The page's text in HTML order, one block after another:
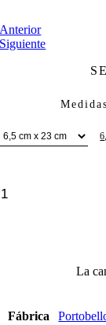
Anterior
Siguiente
Medidas
La
Fábrica